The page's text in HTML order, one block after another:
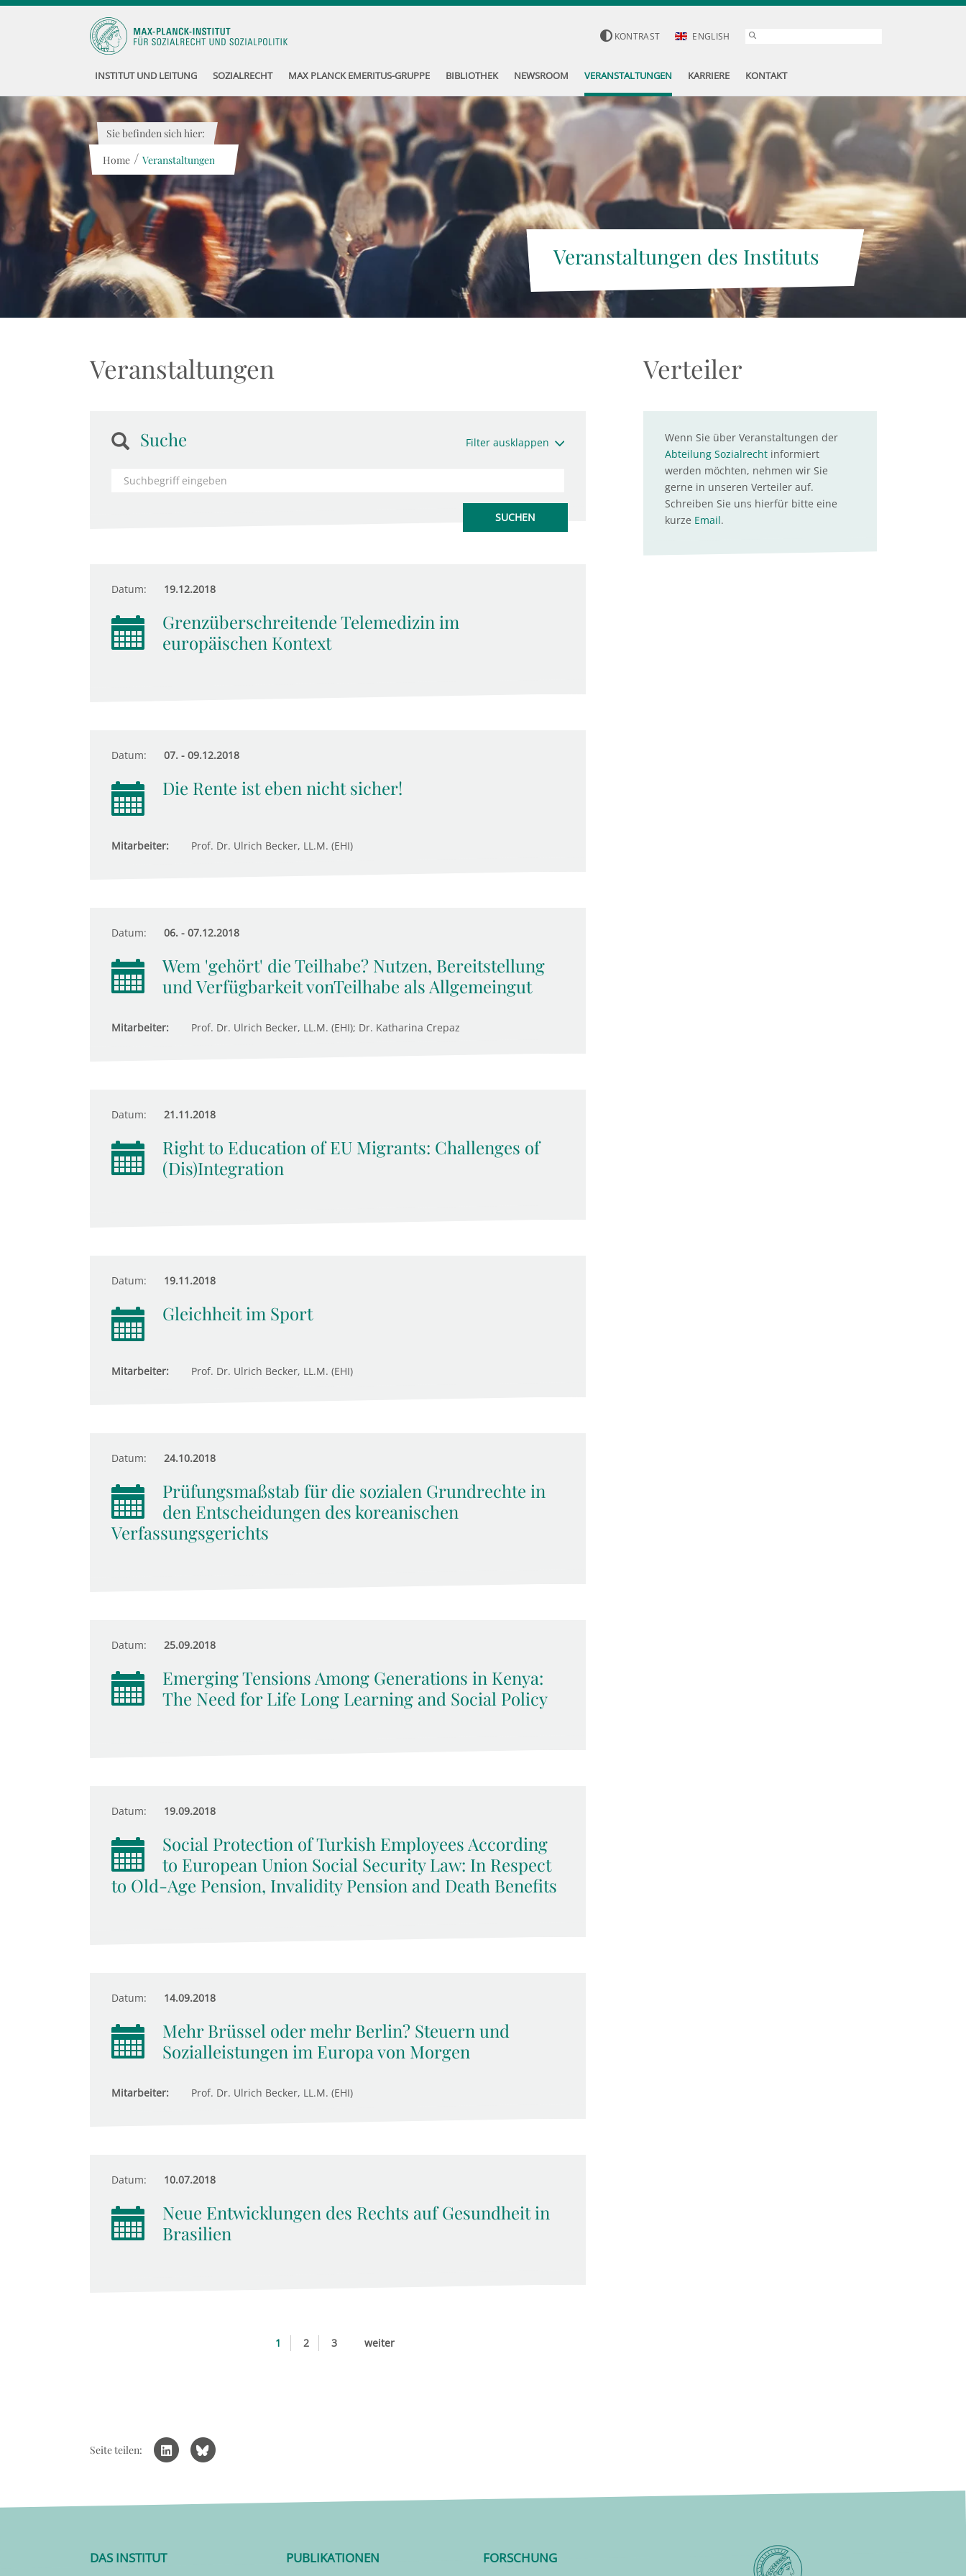
KONTRAST ENGLISH
INSTITUT UND LEITUNG SOZIALRECHT MAX PLANCK EMERITUS-GRUPPE BIBLIOTHEK NEWSROOM VERANSTALTUNGEN KARRIERE KONTAKT
Veranstaltungen des Instituts
Sie befinden sich hier:
Home / Veranstaltungen
Veranstaltungen
Suche Filter ausklappen
Datum: 19.12.2018
Grenzüberschreitende Telemedizin im
europäischen Kontext
Datum: 07. - 09.12.2018
Die Rente ist eben nicht sicher!
Mitarbeiter: Prof. Dr. Ulrich Becker, LL.M. (EHI)
Datum: 06. - 07.12.2018
Wem 'gehört' die Teilhabe? Nutzen, Bereitstellung
und Verfügbarkeit vonTeilhabe als Allgemeingut
Mitarbeiter: Prof. Dr. Ulrich Becker, LL.M. (EHI); Dr. Katharina Crepaz
Datum: 21.11.2018
Right to Education of EU Migrants: Challenges of
(Dis)Integration
Datum: 19.11.2018
Gleichheit im Sport
Mitarbeiter: Prof. Dr. Ulrich Becker, LL.M. (EHI)
Datum: 24.10.2018
Prüfungsmaßstab für die sozialen Grundrechte in
den Entscheidungen des koreanischen
Verfassungsgerichts
Datum: 25.09.2018
Emerging Tensions Among Generations in Kenya:
The Need for Life Long Learning and Social Policy
Datum: 19.09.2018
Social Protection of Turkish Employees According
to European Union Social Security Law: In Respect
to Old-Age Pension, Invalidity Pension and Death Benefits
Datum: 14.09.2018
Mehr Brüssel oder mehr Berlin? Steuern und
Sozialleistungen im Europa von Morgen
Mitarbeiter: Prof. Dr. Ulrich Becker, LL.M. (EHI)
Datum: 10.07.2018
Neue Entwicklungen des Rechts auf Gesundheit in
Brasilien
1 2 3 weiter
Verteiler
Wenn Sie über Veranstaltungen der
Abteilung Sozialrechtinformiert
werden möchten, nehmen wir Sie
gerne in unseren Verteiler auf.
Schreiben Sie uns hierfür bitte eine
kurze Email.
Seite teilen:
DAS INSTITUT PUBLIKATIONEN FORSCHUNG